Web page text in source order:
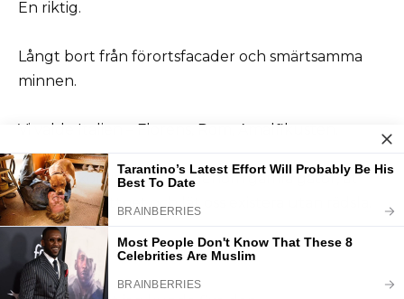
En riktig.
Långt bort från förortsfacader och smärtsamma
minnen.
Vi valde Italien – Florens, Rom, Amalfikusten.
I två veckor vandrade vi genom gamla gator, åt
gelato vid vattnet och lät oss existera utan rädsla.
Min näsa läkte snett.